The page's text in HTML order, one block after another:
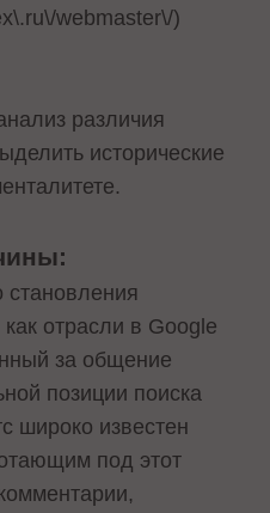
webmaster\/)
различия
исторические
становления
отрасли в Google
за общение
позиции поиска
широко известен
под этот